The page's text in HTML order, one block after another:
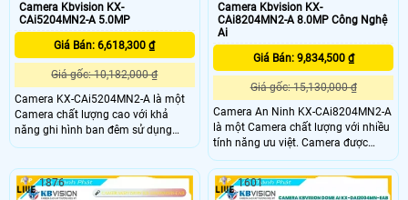
Camera Kbvision KX-
CAi5204MN2-A 5.0MP
Giá Bán: 6,618,300 ₫
Giá gốc: 10,182,000 ₫
Camera KX-CAi5204MN2-A là một
Camera chất lượng cao với khả
năng ghi hình ban đêm sử dụng
công nghệ hồng ngoại có tầm nhìn
lại với chất lượng 4.0 MP giúp quan
sát rõ nét và chi tiết Đặc biệt camera
Camera Kbvision KX-
CAi8204MN2-A 8.0MP Công Nghệ
Ai
Giá Bán: 9,834,500 ₫
Giá gốc: 15,130,000 ₫
Camera An Ninh KX-CAi8204MN2-A
là một Camera chất lượng với nhiều
tính năng ưu việt. Camera được
trang bị công nghệ Hồng Ngoại
SMD, cho phép quan sát ban đêm
với khoảng cách lên đến 40m. Thiết
1876 1601